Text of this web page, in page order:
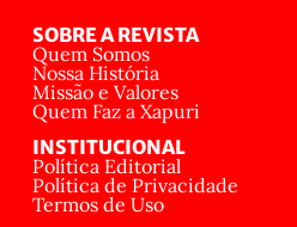
SOBRE A REVISTA
Quem Somos
Nossa História
Missão e Valores
Quem Faz a Xapuri
INSTITUCIONAL
Política Editorial
Política de Privacidade
Termos de Uso